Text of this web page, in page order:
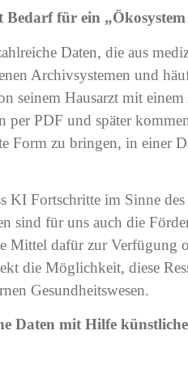
für ein
Daten, die aus
Archivsystemen und
seinem Hausarzt mit
per PDF und später
Form zu bringen, in einer
KI Fortschritte im Sinne
sind für uns auch die
Mittel dafür zur Verfügung
die Möglichkeit, diese
Gesundheitswesen.
Daten mit Hilfe